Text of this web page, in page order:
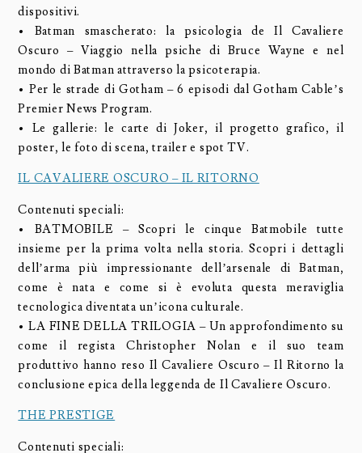
dispositivi.
• Batman smascherato: la psicologia de Il Cavaliere
Oscuro – Viaggio nella psiche di Bruce Wayne e nel
mondo di Batman attraverso la psicoterapia.
• Per le strade di Gotham – 6 episodi dal Gotham Cable’s
Premier News Program.
• Le gallerie: le carte di Joker, il progetto grafico, il
poster, le foto di scena, trailer e spot TV.
IL CAVALIERE OSCURO – IL RITORNO
Contenuti speciali:
• BATMOBILE – Scopri le cinque Batmobile tutte
insieme per la prima volta nella storia. Scopri i dettagli
dell’arma più impressionante dell’arsenale di Batman,
come è nata e come si è evoluta questa meraviglia
tecnologica diventata un’icona culturale.
• LA FINE DELLA TRILOGIA – Un approfondimento su
come il regista Christopher Nolan e il suo team
produttivo hanno reso Il Cavaliere Oscuro – Il Ritorno la
conclusione epica della leggenda de Il Cavaliere Oscuro.
THE PRESTIGE
Contenuti speciali: